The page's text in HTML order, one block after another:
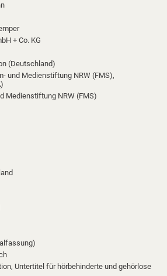
+ Co. KG
(Deutschland)
und Medienstiftung NRW (FMS),
Medienstiftung NRW (FMS)
Untertitel für hörbehinderte und gehörlose